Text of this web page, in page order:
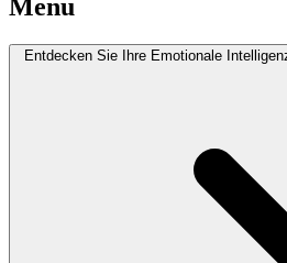
Menu
Entdecken Sie Ihre Emotionale